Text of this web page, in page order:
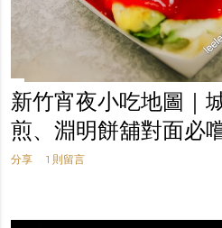
新竹宵夜小吃地圖｜
煎、淵明餅舖對面必
分享 1 則留言